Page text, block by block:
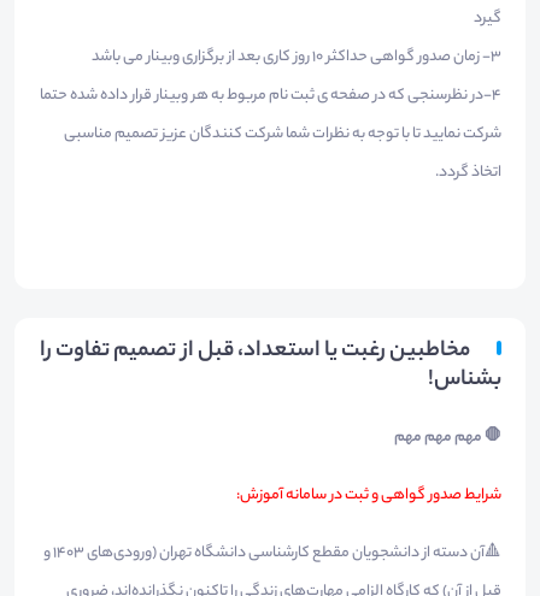
گیرد
3- زمان صدور گواهی حداکثر 10 روز کاری بعد از برگزاری وبینار می باشد
4-در نظرسنجی که در صفحه ی ثبت نام مربوط به هر وبینار قرار داده شده حتما
شرکت نمایید تا با توجه به نظرات شما شرکت کنندگان عزیز تصمیم مناسبی
اتخاذ گردد.
مخاطبین رغبت يا استعداد، قبل از تصميم تفاوت را
بشناس!
🛑 مهم مهم مهم
شرایط صدور گواهی و ثبت در سامانه آموزش:
🔺آن دسته از دانشجویان مقطع کارشناسی دانشگاه تهران (ورودی‌های ۱۴۰۳ و